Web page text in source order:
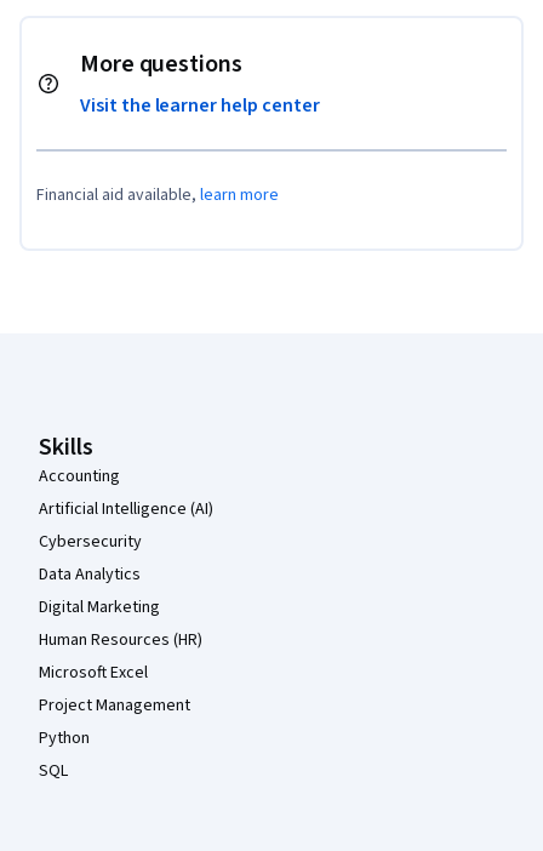
第六章  激素的结构与功能（Chapter 6  Structure and
Function of Hormones)
2. 放射免疫测定（Radioimmnoessay)
4. 第二信使（Second messengers）
11. NO系统（Nitric oxide system）
12. 受体酪氨酸激酶系统（The RTK System）
13. 视觉产生相关的信号转导（Visual Signal Transduction）
14. 嗅觉产生相关的信号转导（Olfactory Signal
Transduction）
15. 信号系统的终止（Termination of the signal）
More questions
Visit the learner help center
Financial aid available, learn more
Skills
Accounting
Artificial Intelligence (AI)
Cybersecurity
Data Analytics
Digital Marketing
Human Resources (HR)
Microsoft Excel
Project Management
Python
SQL